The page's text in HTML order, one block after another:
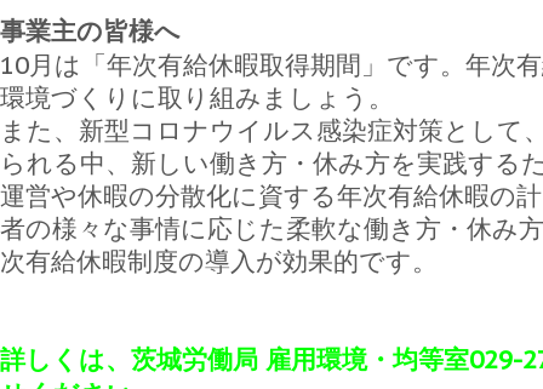
事業主の皆様へ
10月は「年次有給休暇取得期間」です。年次
環境づくりに取り組みましょう。
また、新型コロナウイルス感染症対策として
られる中、新しい働き方・休み方を実践する
運営や休暇の分散化に資する年次有給休暇の
者の様々な事情に応じた柔軟な働き方・休み
次有給休暇制度の導入が効果的です。
詳しくは、茨城労働局 雇用環境・均等室029-